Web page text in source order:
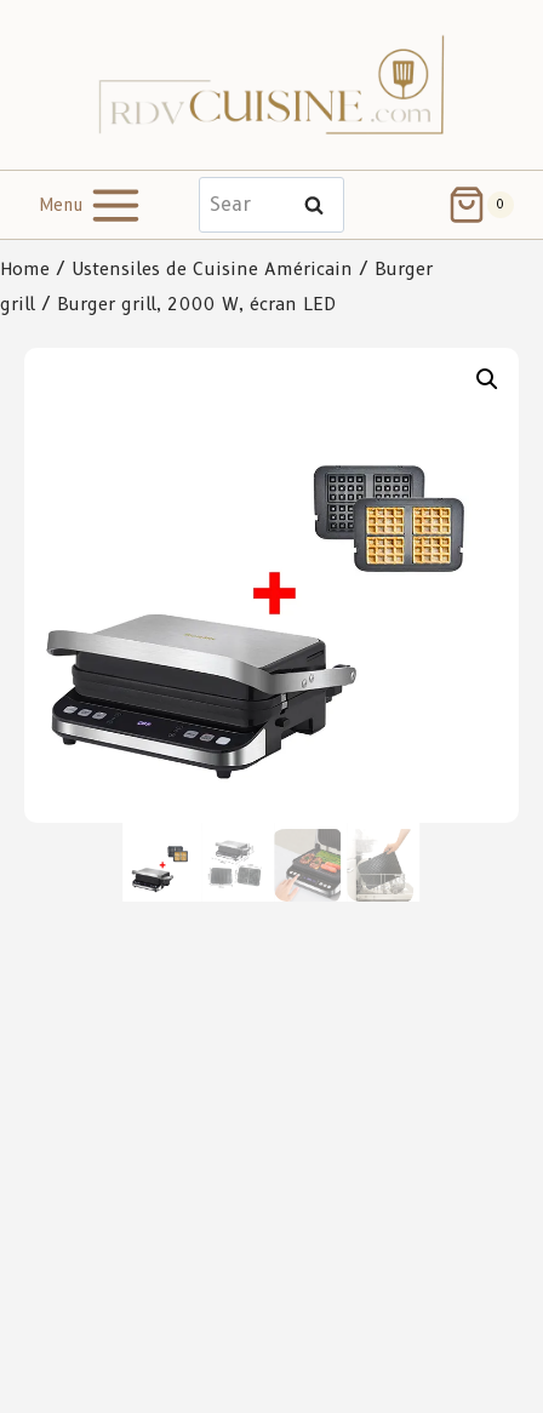
Menu Search 0
Home / Ustensiles de Cuisine Américain / Burger
grill / Burger grill, 2000 W, écran LED